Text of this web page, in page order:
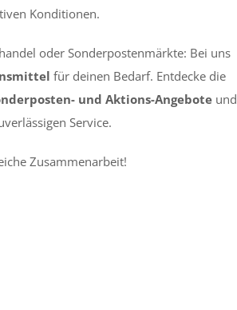
Konditionen.
oder Sonderpostenmärkte: Bei uns
für deinen Bedarf. Entdecke die
und Aktions-Angebote und
Service.
Zusammenarbeit!